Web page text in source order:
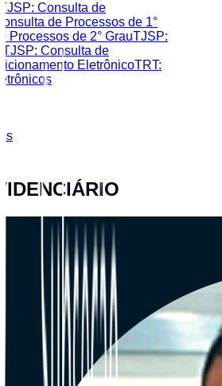
TJSP: Consulta de
de Processos de 1°
Processos de 2° GrauTJSP:
TJSP: Consulta de
EletrônicoTRT: